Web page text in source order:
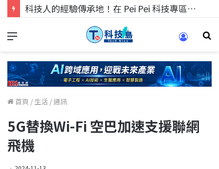
科技人的經驗傳承地！在 Pei Pei 科技專區，與學弟妹交流最硬核的技術
首頁 / 生活 / 通訊
5G替換Wi-Fi 空巴加速支援聯網
飛機